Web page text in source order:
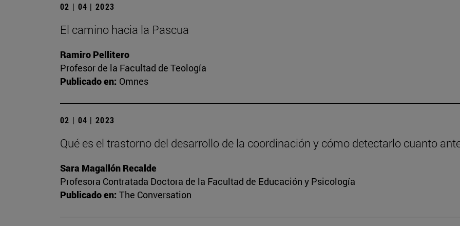
02 | 04 | 2023
El camino hacia la Pascua
Ramiro Pellitero
Profesor de la Facultad de Teología
Publicado en: Omnes
02 | 04 | 2023
Qué es el trastorno del desarrollo de la coordinación y cómo detectarlo cuanto
Sara Magallón Recalde
Profesora Contratada Doctora de la Facultad de Educación y Psicología
Publicado en: The Conversation